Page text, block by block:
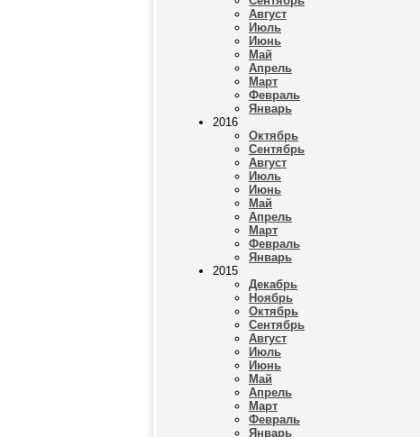
Август
Июль
Июнь
Май
Апрель
Март
Февраль
Январь
2016
Октябрь
Сентябрь
Август
Июль
Июнь
Май
Апрель
Март
Февраль
Январь
2015
Декабрь
Ноябрь
Октябрь
Сентябрь
Август
Июль
Июнь
Май
Апрель
Март
Февраль
Январь